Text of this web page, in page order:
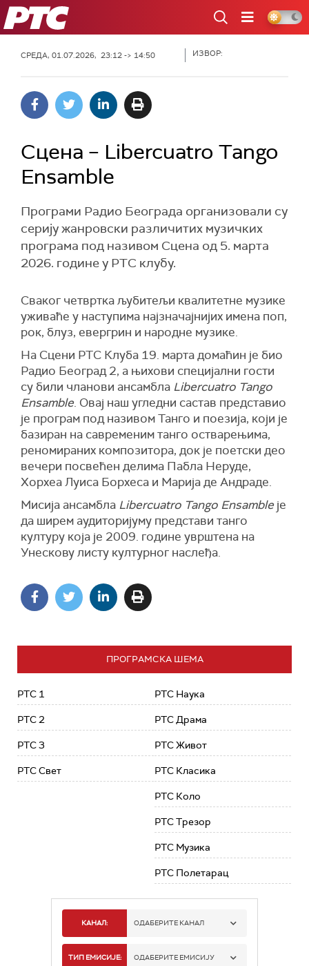
РТС
СРЕДА, 01.07.2026, 23:12 -> 14:50 ИЗВОР:
Сцена – Libercuatro Tango
Ensamble
Програми Радио Београда организовали су
серију жанровски различитих музичких
програма под називом Сцена од 5. марта
2026. године у РТС клубу.
Сваког четвртка љубитељи квалитетне музике
уживаће у наступима најзначајнијих имена поп,
рок, блуз, евергрин и народне музике.
На Сцени РТС Клуба 19. марта домаћин је био
Радио Београд 2, а њихови специјални гости
су били чланови ансамбла Libercuatro Tango
Ensamble. Овај наш угледни састав представио
је програм под називом Танго и поезија, који је
базиран на савременим танго остварењима,
реномираних композитора, док је поетски део
вечери посвећен делима Пабла Неруде,
Хорхеа Луиса Борхеса и Марија де Андраде.
Мисија ансамбла Libercuatro Tango Ensambleје
да ширем аудиторијуму представи танго
културу која је 2009. године уврштена на
Унескову листу културног наслеђа.
ПРОГРАМСКА ШЕМА
РТС 1
РТС 2
РТС 3
РТС Свет
РТС Наука
РТС Драма
РТС Живот
РТС Класика
РТС Коло
РТС Трезор
РТС Музика
РТС Полетарац
КАНАЛ: ОДАБЕРИТЕ КАНАЛ
РТС 1
ТИП ЕМИСИЈЕ: ОДАБЕРИТЕ ЕМИСИЈУ